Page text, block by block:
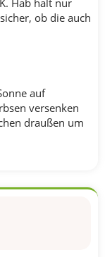
Hab halt nur
ob die auch
auf
versenken
draußen um